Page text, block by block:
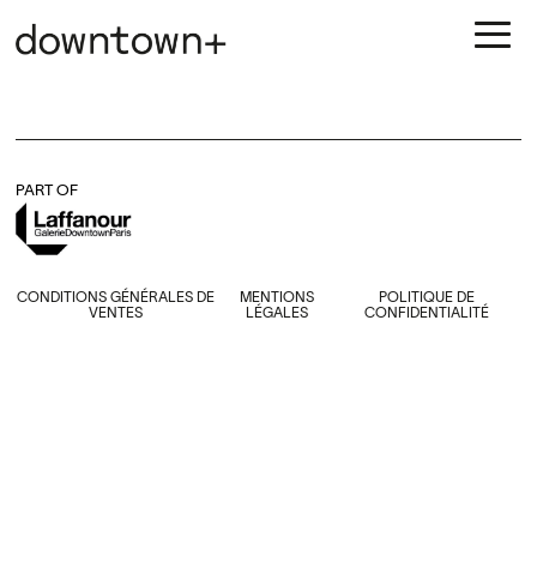
PART OF
CONDITIONS GÉNÉRALES DE
VENTES
MENTIONS
LÉGALES
POLITIQUE DE
CONFIDENTIALITÉ